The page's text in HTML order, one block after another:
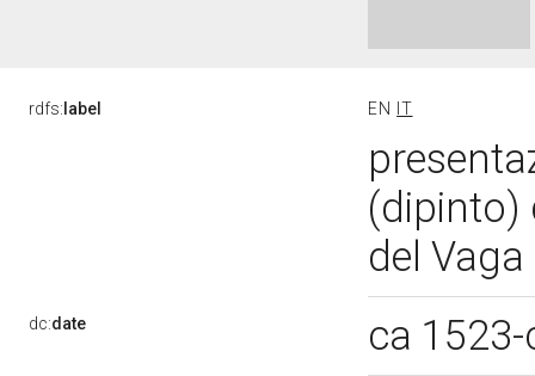
rdfs: label EN IT
(dipinto)
del
dc:date ca